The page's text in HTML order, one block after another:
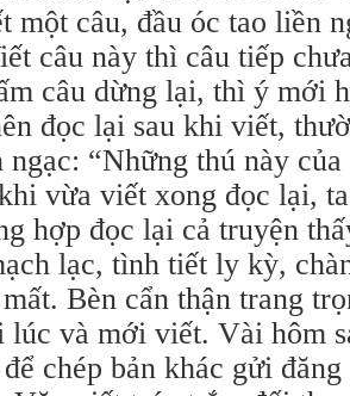
một câu, đầu óc tao liền
câu này thì câu tiếp
câu dừng lại, thì ý mới
đọc lại sau khi viết,
ngạc: “Những thú này
vừa viết xong đọc lại,
hợp đọc lại cả truyện
lạc, tình tiết ly kỳ,
Bèn cẩn thận trang
lúc và mới viết. Vài hôm
chép bản khác gửi